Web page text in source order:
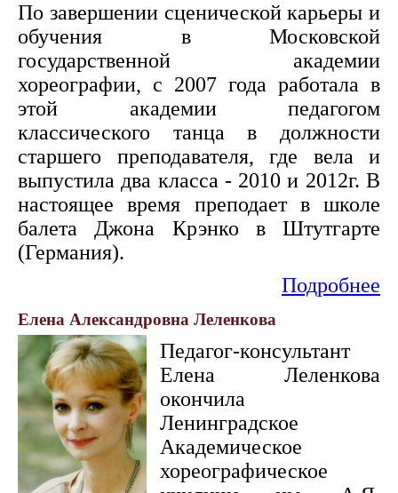
По завершении сценической карьеры и
обучения в Московской
государственной академии
хореографии, с 2007 года работала в
этой академии педагогом
классического танца в должности
старшего преподавателя, где вела и
выпустила два класса - 2010 и 2012г. В
настоящее время преподает в школе
балета Джона Крэнко в Штутгарте
(Германия).
Подробнее
Елена Александровна Леленкова
Педагог-консультант
Елена Леленкова
окончила
Ленинградское
Академическое
хореографическое